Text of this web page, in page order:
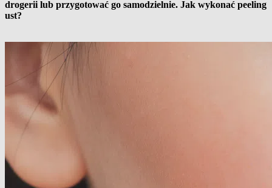
drogerii lub przygotować go samodzielnie. Jak wykonać peeling
ust?